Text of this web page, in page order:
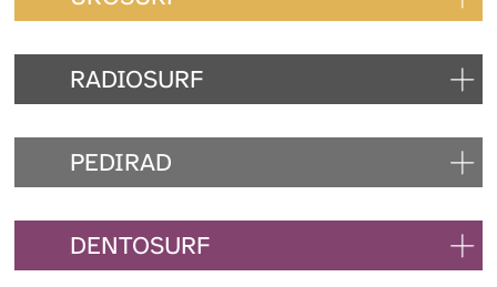
RADIOSURF
PEDIRAD
DENTOSURF